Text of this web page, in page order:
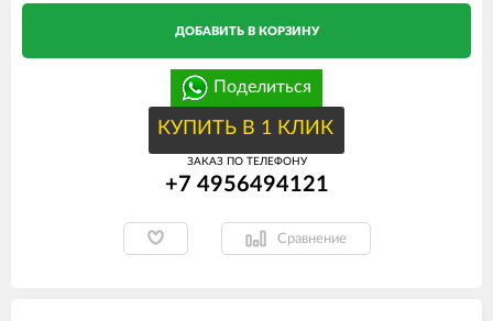
ДОБАВИТЬ В КОРЗИНУ
Поделиться
КУПИТЬ В 1 КЛИК
ЗАКАЗ ПО ТЕЛЕФОНУ
+7 4956494121
Сравнение